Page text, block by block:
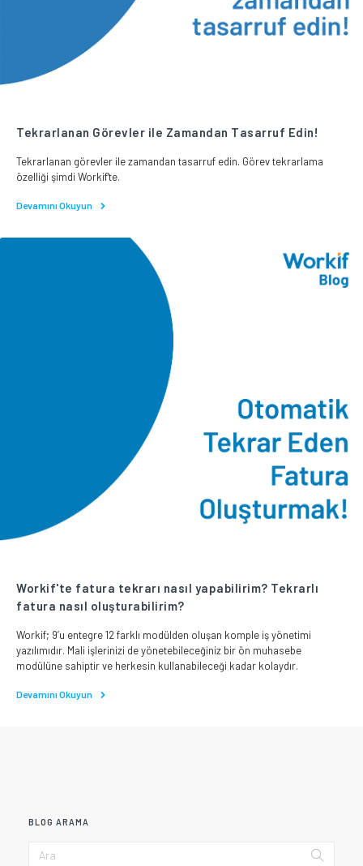
Tekrarlanan Görevler ile Zamandan Tasarruf Edin!
Tekrarlanan görevler ile zamandan tasarruf edin. Görev tekrarlama
özelliği şimdi Workif'te.
Devamını Okuyun
Workif'te fatura tekrarı nasıl yapabilirim? Tekrarlı
fatura nasıl oluşturabilirim?
Workif; 9’u entegre 12 farklı modülden oluşan komple iş yönetimi
yazılımıdır. Mali işlerinizi de yönetebileceğiniz bir ön muhasebe
modülüne sahiptir ve herkesin kullanabileceği kadar kolaydır.
Devamını Okuyun
BLOG ARAMA